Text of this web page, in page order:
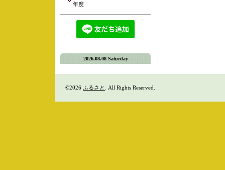
年度
2026.08.08 Saturday
©2026 ふるさと . All Rights Reserved.